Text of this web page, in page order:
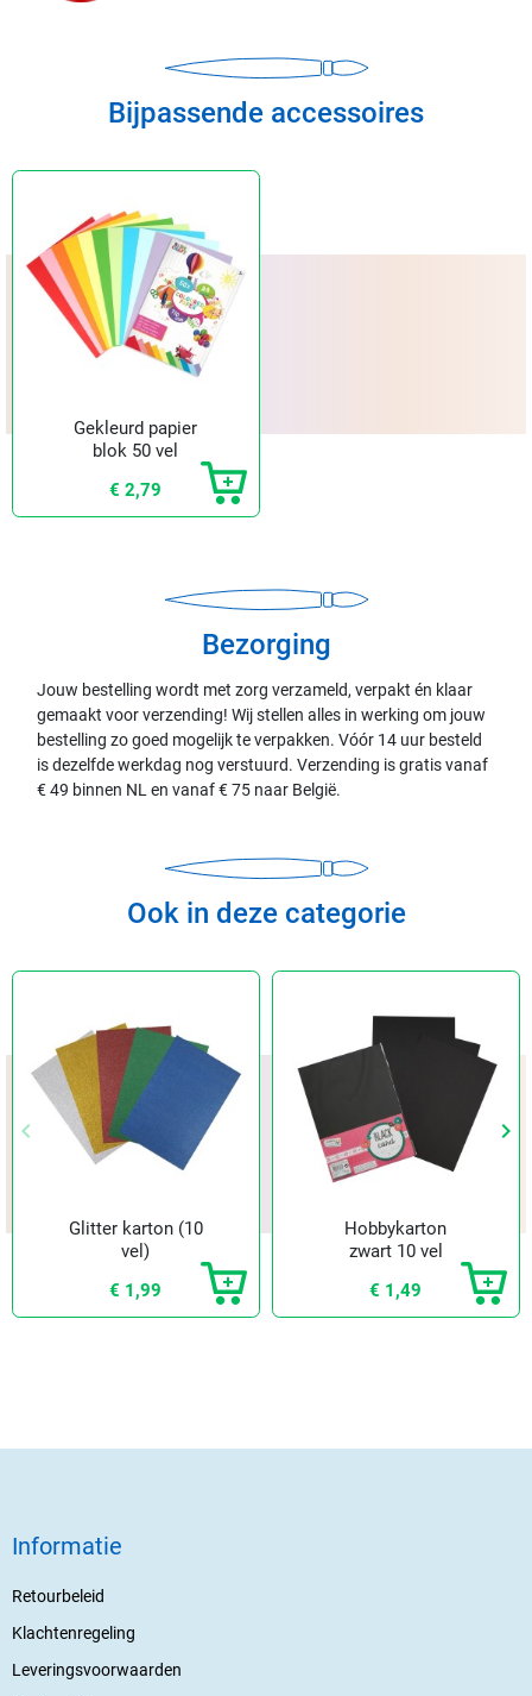
Bijpassende accessoires
Gekleurd papier
blok 50 vel
€ 2,79
Bezorging
Jouw bestelling wordt met zorg verzameld, verpakt én klaar
gemaakt voor verzending! Wij stellen alles in werking om jouw
bestelling zo goed mogelijk te verpakken. Vóór 14 uur besteld
is dezelfde werkdag nog verstuurd. Verzending is gratis vanaf
€ 49 binnen NL en vanaf € 75 naar België.
Ook in deze categorie
Vorige
keyboard_arrow_left keyboard_arrow_right
Glitter karton (10
vel)
€ 1,99
Hobbykarton
zwart 10 vel
€ 1,49
Informatie
Retourbeleid
Klachtenregeling
Leveringsvoorwaarden